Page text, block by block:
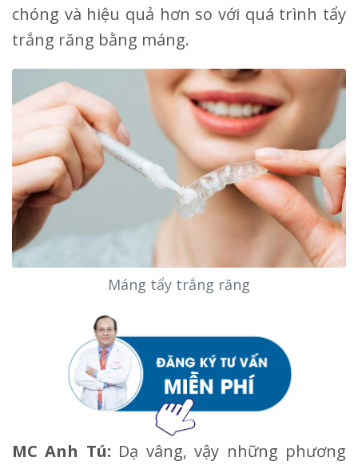
chóng và hiệu quả hơn so với quá trình tẩy
trắng răng bằng máng.
Máng tẩy trắng răng
MC Anh Tú: Dạ vâng, vậy những phương